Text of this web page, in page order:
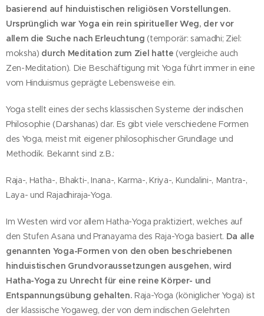
basierend auf hinduistischen religiösen Vorstellungen.
Ursprünglich war Yoga ein rein spiritueller Weg, der vor
allem die Suche nach Erleuchtung (temporär: samadhi; Ziel:
moksha) durch Meditation zum Ziel hatte (vergleiche auch
Zen-Meditation). Die Beschäftigung mit Yoga führt immer in eine
vom Hinduismus geprägte Lebensweise ein.
Yoga stellt eines der sechs klassischen Systeme der indischen
Philosophie (Darshanas) dar. Es gibt viele verschiedene Formen
des Yoga, meist mit eigener philosophischer Grundlage und
Methodik. Bekannt sind z.B.:
Raja-, Hatha-, Bhakti-, Inana-, Karma-, Kriya-, Kundalini-, Mantra-,
Laya- und Rajadhiraja-Yoga.
Im Westen wird vor allem Hatha-Yoga praktiziert, welches auf
den Stufen Asana und Pranayama des Raja-Yoga basiert. Da alle
genannten Yoga-Formen von den oben beschriebenen
hinduistischen Grundvoraussetzungen ausgehen, wird
Hatha-Yoga zu Unrecht für eine reine Körper- und
Entspannungsübung gehalten. Raja-Yoga (königlicher Yoga) ist
der klassische Yogaweg, der von dem indischen Gelehrten